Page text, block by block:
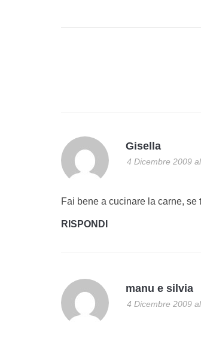
Gisella
4 Dicembre 2009
Fai bene a cucinare la carne,
RISPONDI
manu e silvia
4 Dicembre 2009